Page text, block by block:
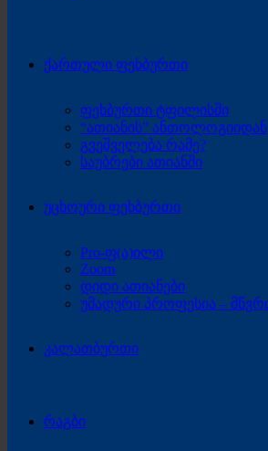
ქართული ფეხბურთი
ფეხბურთი ტფილისში
“ათიანის” ანთოლოგიიდან
გვეშველება რამე?
საუბრები ათიანში
უცხოური ფეხბურთი
Pro-ფ(ა)ილი
Zoom
დიდი ათიანები
უმადური პროფესია –
კალათბურთი
რაგბი